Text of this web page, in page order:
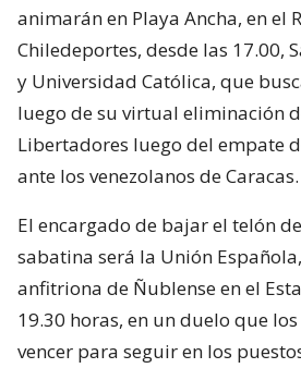
animarán en Playa Ancha, en el
Chiledeportes, desde las 17.00,
y Universidad Católica, que
luego de su virtual eliminación
Libertadores luego del empate
ante los venezolanos de Caracas.
El encargado de bajar el telón
sabatina será la Unión
anfitriona de Ñublense en el
19.30 horas, en un duelo que
vencer para seguir en los